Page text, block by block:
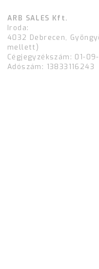
ARB SALES Kft.
Iroda:
4032 Debrecen,
mellett)
Cégjegyzékszám: 01-
Adószám: 13833116243